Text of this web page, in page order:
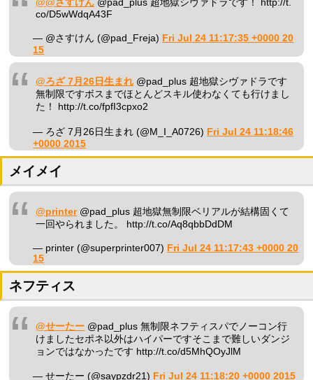
@@さすけん @pad_plus 超地獄シヴァドラです！ http://t.
co/D5wWdqA43F
— @さすけん (@pad_Freja) Fri Jul 24 11:17:35 +0000 20
15
@ろざ 7月26日生まれ @pad_plus 超地獄シヴァドラです
無制限ですボスまでほとんどスキル使わなくても行けまし
た！ http://t.co/fpfI3cpxo2
— ろざ 7月26日生まれ (@M_I_A0726) Fri Jul 24 11:18:46
+0000 2015
メイメイ
@printer@pad_plus 超地獄無制限ベリアルが結構固くて
一回やられました。 http://t.co/Aq8qbbDdDM
— printer (@superprinter007) Fri Jul 24 11:17:43 +0000 20
15
ネフティス
@せーたー @pad_plus 無制限ネフティスパでノーコン行
けましたセポネ以外はハイパーですそこまで難しいダンジ
ョンではなかったです http://t.co/d5MhQOyJlM
— せーたー (@saypzdr21) Fri Jul 24 11:18:20 +0000 2015